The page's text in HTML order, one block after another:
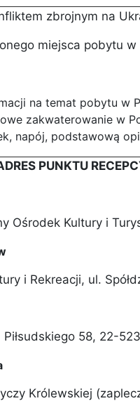
zbrojnym na
miejsca pobytu
na temat pobytu w
zakwaterowanie w
napój, podstawową
PUNKTU
Ośrodek Kultury i
i Rekreacji, ul.
Piłsudskiego 58, 22-
Królewskiej